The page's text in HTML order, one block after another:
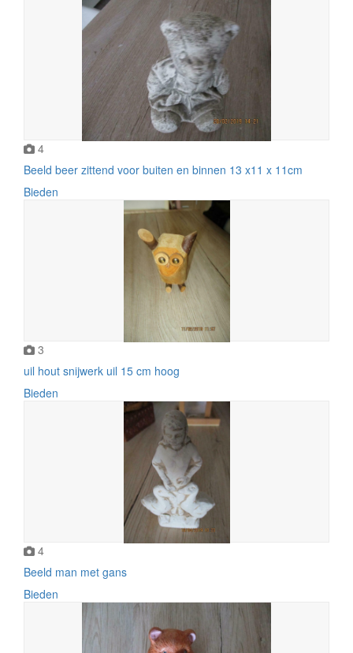
4
Beeld beer zittend voor buiten en binnen 13 x11 x 11cm
Bieden
3
uil hout snijwerk uil 15 cm hoog
Bieden
4
Beeld man met gans
Bieden